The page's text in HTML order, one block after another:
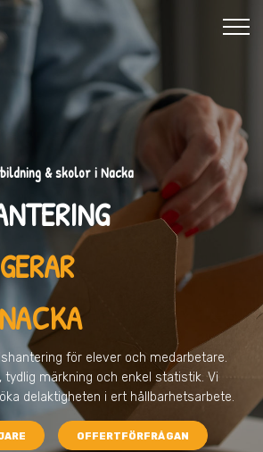
& skolor i Nacka
för elever och medarbetare.
märkning och enkel statistik. Vi
delaktigheten i ert hållbarhetsarbete.
OFFERTFÖRFRÅGAN